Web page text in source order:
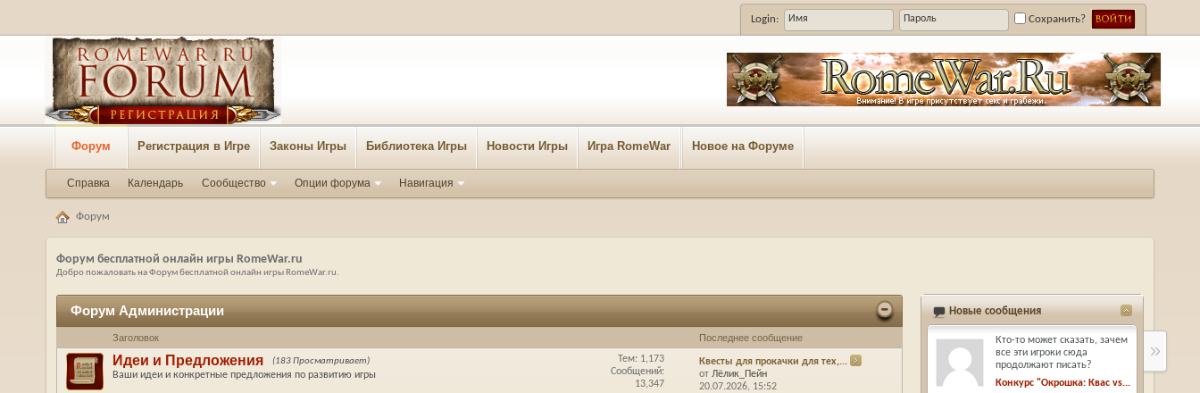
Login: Сохранить?
Форум Регистрация в Игре Законы Игры Библиотека Игры Новости Игры Игра RomeWar
Справка Календарь Сообщество Опции форума Навигация
Новое на Форуме
Форум
Форум бесплатной онлайн игры RomeWar.ru
Добро пожаловать на Форум бесплатной онлайн игры RomeWar.ru.
Форум Администрации
Заголовок Последнее сообщение
Идеи и Предложения (183 Просматривает)
Ваши идеи и конкретные предложения по развитию игры
Тем: 1,173
Сообщений:
13,347
Квесты для прокачки для тех,...
от Лёлик_Пейн
20.07.2026, 15:52
Новые сообщения
Кто-то может сказать, зачем
все эти игроки сюда
продолжают писать?
Конкурс "Окрошка: Квас vs...